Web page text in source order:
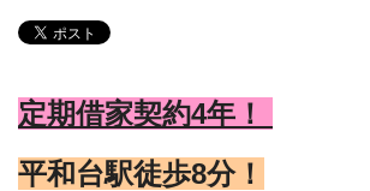
定期借家契約4年！
平和台駅徒歩8分！